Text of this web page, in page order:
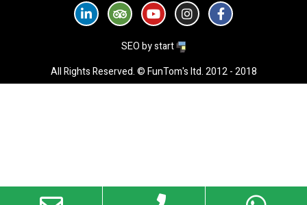
All Rights Reserved. © FunTom's ltd. 2012 - 2018